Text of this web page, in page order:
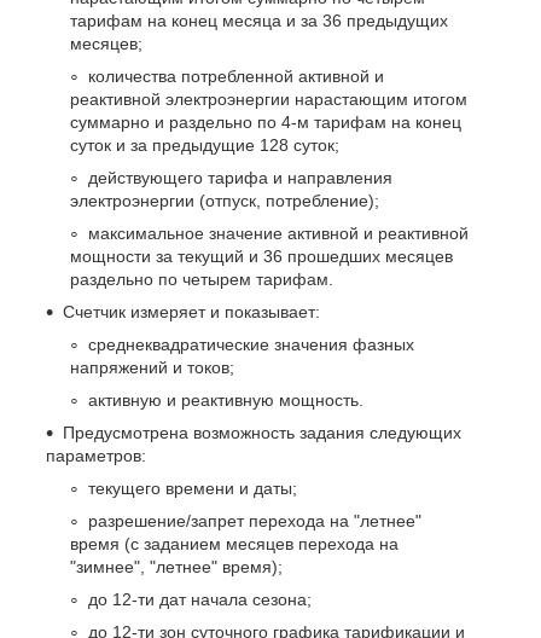
тарифам на конец месяца и за 36 предыдущих
месяцев;
количества потребленной активной и
реактивной электроэнергии нарастающим итогом
суммарно и раздельно по 4-м тарифам на конец
суток и за предыдущие 128 суток;
действующего тарифа и направления
электроэнергии (отпуск, потребление);
максимальное значение активной и реактивной
мощности за текущий и 36 прошедших месяцев
раздельно по четырем тарифам.
Счетчик измеряет и показывает:
среднеквадратические значения фазных
напряжений и токов;
активную и реактивную мощность.
Предусмотрена возможность задания следующих
параметров:
текущего времени и даты;
разрешение/запрет перехода на "летнее"
время (с заданием месяцев перехода на
"зимнее", "летнее" время);
до 12-ти дат начала сезона;
до 12-ти зон суточного графика тарификации и